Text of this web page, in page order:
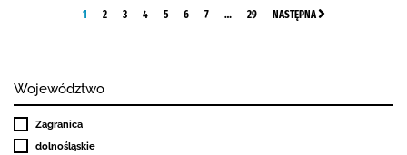
1 2 3 4 5 6 7 … 29 NASTĘPNA
Województwo
Zagranica
dolnośląskie